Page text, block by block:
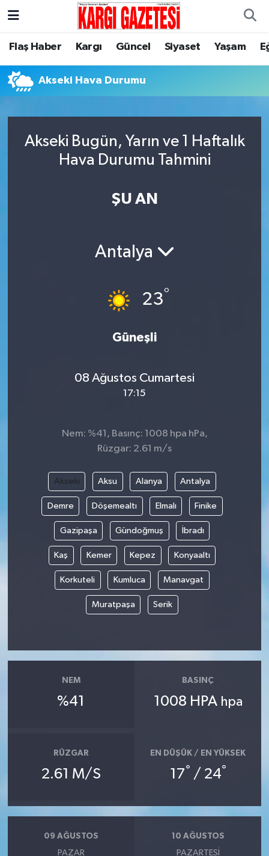
Flaş Haber Kargı Güncel Siyaset Yaşam
Akseki Hava Durumu
Akseki Bugün, Yarın ve 1 Haftalık
Hava Durumu Tahmini
ŞU AN
Antalya
23°
Güneşli
08 Ağustos Cumartesi
17:15
Nem: %41, Basınç: 1008 hpa hPa,
Rüzgar: 2.61 m/s
Akseki Aksu Alanya Antalya
Demre Döşemealtı Elmalı Finike
Gazipaşa Gündoğmuş İbradı
Kaş Kemer Kepez Konyaaltı
Korkuteli Kumluca Manavgat
Muratpaşa Serik
NEM
%41
BASINÇ
1008 HPA hpa
RÜZGAR
2.61 M/S
EN DÜŞÜK / EN YÜKSEK
17° / 24°
09 AĞUSTOS
PAZAR
10 AĞUSTOS
PAZARTESI
Flaş Haber
Kargı
Siyaset
Yaşam
Nöbetçi Eczaneler
Hava Durumu
Trafik Durumu
Süper Lig Puan Durumu ve Fikstür